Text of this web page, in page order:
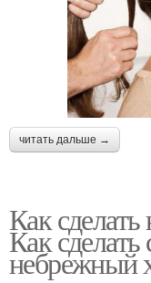
читать дальше →
Как
Как сделать
небрежный